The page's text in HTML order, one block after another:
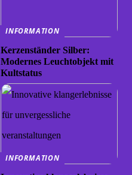
INFORMATION
Kerzenständer Silber:
Modernes Leuchtobjekt mit
Kultstatus
INFORMATION